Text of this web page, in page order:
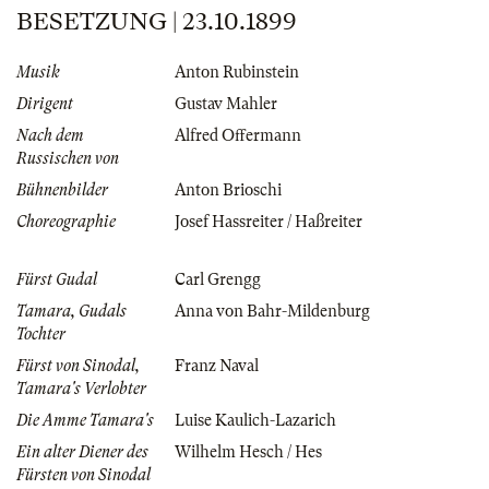
BESETZUNG | 23.10.1899
Musik
Anton Rubinstein
Dirigent
Gustav Mahler
Nach dem
Russischen von
Alfred Offermann
Bühnenbilder
Anton Brioschi
Choreographie
Josef Hassreiter / Haßreiter
Fürst Gudal
Carl Grengg
Tamara, Gudals
Tochter
Anna von Bahr-Mildenburg
Fürst von Sinodal,
Tamara's Verlobter
Franz Naval
Die Amme Tamara's
Luise Kaulich-Lazarich
Ein alter Diener des
Fürsten von Sinodal
Wilhelm Hesch / Hes